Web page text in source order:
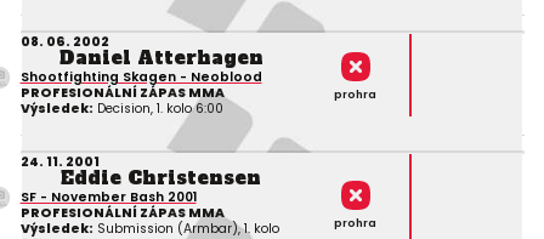
08. 06. 2002
Daniel Atterhagen
Shootfighting Skagen - Neoblood
PROFESIONÁLNÍ ZÁPAS MMA
Výsledek: Decision, 1. kolo 6:00
prohra
24. 11. 2001
Eddie Christensen
SF - November Bash 2001
PROFESIONÁLNÍ ZÁPAS MMA
Výsledek: Submission (Armbar), 1. kolo
prohra